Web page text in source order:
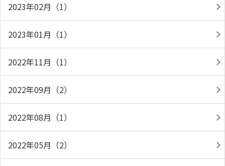
2023年02月（1）
2023年01月（1）
2022年11月（1）
2022年09月（2）
2022年08月（1）
2022年05月（2）